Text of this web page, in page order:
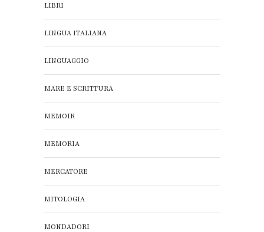
LIBRI
LINGUA ITALIANA
LINGUAGGIO
MARE E SCRITTURA
MEMOIR
MEMORIA
MERCATORE
MITOLOGIA
MONDADORI